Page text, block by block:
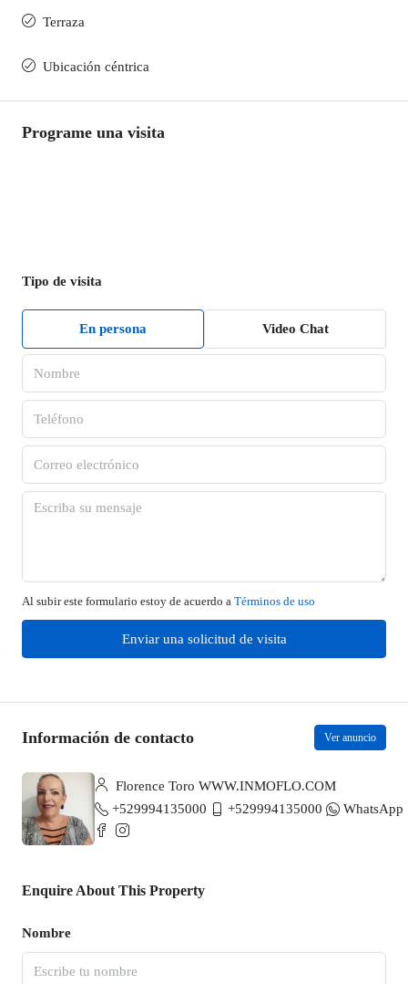
Terraza
Ubicación céntrica
Programe una visita
Tipo de visita
En persona Video Chat
Al subir este formulario estoy de acuerdo a Términos de uso
Enviar una solicitud de visita
Información de contacto Ver anuncio
Florence Toro WWW.INMOFLO.COM
+529994135000
+529994135000 WhatsApp
Enquire About This Property
Nombre